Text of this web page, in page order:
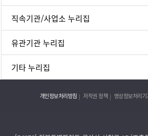
직속기관/사업소 누리집
유관기관 누리집
기타 누리집
개인정보처리방침 저작권 정책 영상정보처리기